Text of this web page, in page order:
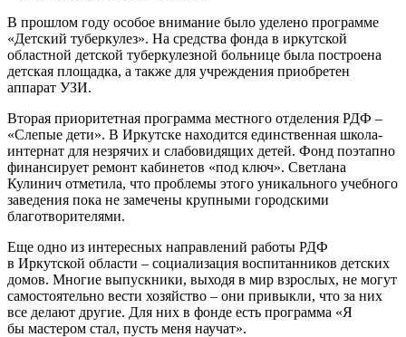
В прошлом году особое внимание было уделено программе
«Детский туберкулез». На средства фонда в иркутской
областной детской туберкулезной больнице была построена
детская площадка, а также для учреждения приобретен
аппарат УЗИ.
Вторая приоритетная программа местного отделения РДФ –
«Слепые дети». В Иркутске находится единственная школа-
интернат для незрячих и слабовидящих детей. Фонд поэтапно
финансирует ремонт кабинетов «под ключ». Светлана
Кулинич отметила, что проблемы этого уникального учебного
заведения пока не замечены крупными городскими
благотворителями.
Еще одно из интересных направлений работы РДФ
в Иркутской области – социализация воспитанников детских
домов. Многие выпускники, выходя в мир взрослых, не могут
самостоятельно вести хозяйство – они привыкли, что за них
все делают другие. Для них в фонде есть программа «Я
бы мастером стал, пусть меня научат».